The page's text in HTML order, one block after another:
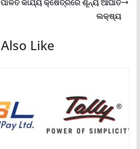
ପାଳିତ କାର୍ଯ୍ୟ କ୍ଷେତ୍ରରେ ଶୂନ୍ୟ ଆଘାତ
ଲକ୍ଷ୍ୟ
Like